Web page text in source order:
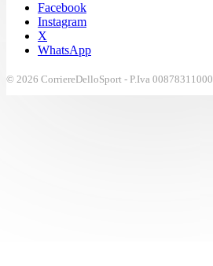
Facebook
Instagram
X
WhatsApp
© 2026 CorriereDelloSport - P.Iva 00878311000